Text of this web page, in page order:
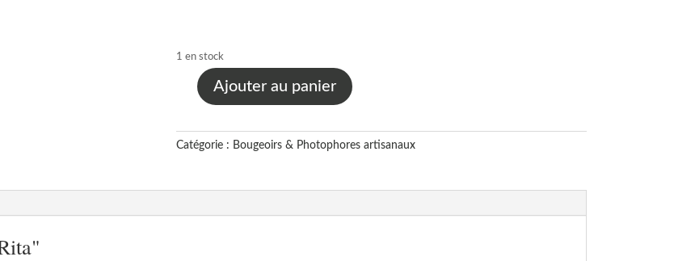
1 en stock
quantité
Photophore
[Verre
–
Ajouter au panier
Catégorie : Bougeoirs & Photophores artisanaux